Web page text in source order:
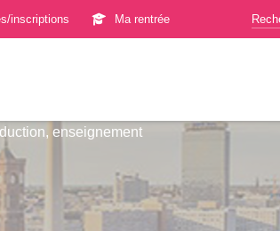
inscriptions Ma rentrée
enseignement